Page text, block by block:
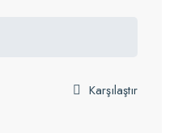
Karşılaştır